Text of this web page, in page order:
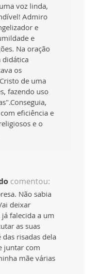
voz linda,
Admiro
e
e
Na oração
didática
os
de uma
fazendo uso
eficiência e
e o
comentou:
Não sabia
deixar
falecida a um
as suas
risadas dela
juntar com
mãe várias